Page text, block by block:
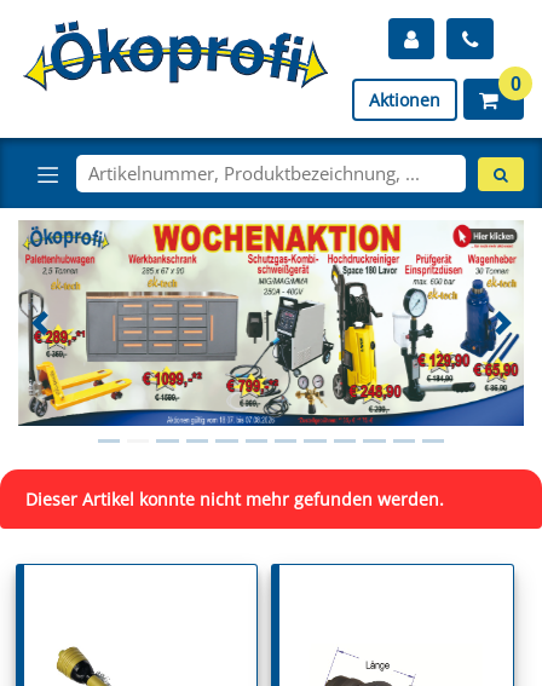
Aktionen
0
Dieser Artikel konnte nicht mehr gefunden werden.